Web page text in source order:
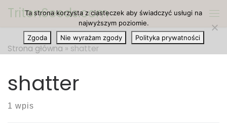
Przejdź do treści
TritonSeeds.com
Strona główna » shatter
shatter
1 wpis
Ta strona korzysta z ciasteczek aby świadczyć usługi na
najwyższym poziomie.
Zgoda
Nie wyrażam zgody Polityka prywatności